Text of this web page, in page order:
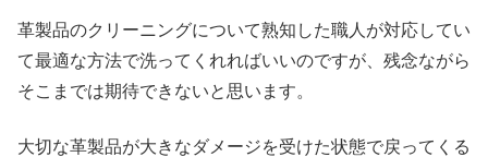
革製品のクリーニングについて熟知した職人が対応してい
て最適な方法で洗ってくれればいいのですが、残念ながら
そこまでは期待できないと思います。
大切な革製品が大きなダメージを受けた状態で戻ってくる